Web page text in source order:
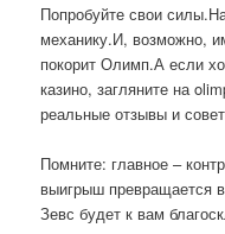
Попробуйте свои
механику.И, возможно,
покорит Олимп.А если
казино, загляните на
реальные отзывы и
Помните: главное –
выигрыш превращается
Зевс будет к вам